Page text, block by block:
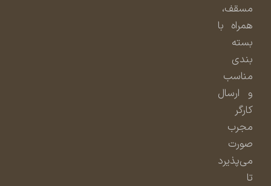
مسقف،
همراه با
بسته
بندی
مناسب
و ارسال
مجرب
صورت
می‌پذیرد